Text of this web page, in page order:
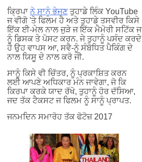
ਕ੍ਰਿਪਾਨੇ ਸਾਨੂੰ ਭੇਜਣਤੁਹਾਡੇ ਲਿੰਕ YouTube
ਜ ਵੀਗੋ 'ਤੇ ਫਿਲਮ ਹੈ ਅਤੇ ਤੁਹਾਡੇ ਤਸਵੀਰ ਕਿਸੇ
ਇੱਕ ਈ-ਮੇਲ ਨਾਲ ਜੁੜੇ ਜ ਇੱਕ ਮੈਮੋਰੀ ਸਟਿੱਕ ਜ
ਨੂੰ ਡਿਸਕ ਤੇ ਪੋਸਟ ਕਰਨ. ਜੇ ਤੁਹਾਨੂੰ ਪਸੰਦ ਕਰਦੇ
ਹੋ ਉਹ ਵਾਪਸ ਆ, ਸਵੈ-ਨੂੰ ਸੰਬੋਧਿਤ ਪੈਕਿੰਗ ਦੇ
ਨਾਲ ਯਿਸੂ ਦੇ ਨਾਲ ਕਰੋ ਜੀ.
ਸਾਨੂੰ ਕਿਸੇ ਵੀ ਚਿੱਤਰ, ਨੂੰ ਪ੍ਰਕਾਸ਼ਿਤ ਕਰਨ
ਲਈ ਆਪਣੇ ਅਧਿਕਾਰ ਮੰਨ ਜਾਵੇਗਾ, ਜੋ ਕਿ
ਕਿਰਪਾ ਕਰਕੇ ਯਾਦ ਰੱਖੋ, ਤੁਹਾਨੂੰ ਹੋਰ ਦੱਸਿਆ,
ਜਦ ਤੱਕ ਟੈਕਸਟ ਜ ਫਿਲਮ ਨੂੰ ਸਾਨੂੰ ਪ੍ਰਾਪਤ.
ਜਨਮਦਿਨ ਸਮਾਰੋਹ ਤੱਕ ਫੋਟੋਜ਼ 2017